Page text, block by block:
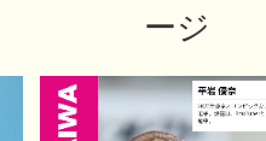
ージ